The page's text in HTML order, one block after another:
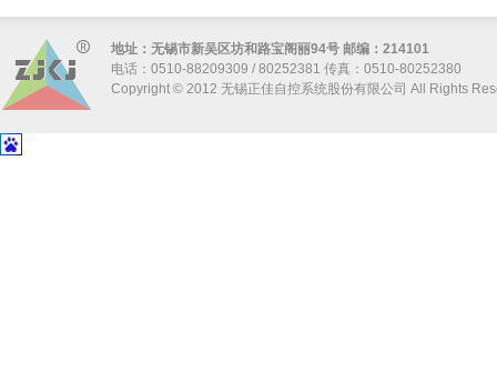
地址：无锡市新吴区坊和路宝阁丽94号 邮编：214101
电话：0510-88209309 / 80252381 传真：0510-80252380
Copyright © 2012 无锡正佳自控系统股份有限公司 All Rights